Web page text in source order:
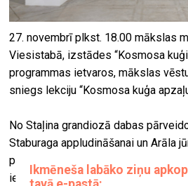
27. novembrī plkst. 18.00 mākslas
Viesistabā, izstādes “Kosmosa
programmas ietvaros, mākslas
sniegs lekciju “Kosmosa kuģa
No Staļina grandiozā dabas
Staburaga appludināšanai un Arāla
padomju periodu raksturo virkne
ietekmējuši cilvēku attiecības ar